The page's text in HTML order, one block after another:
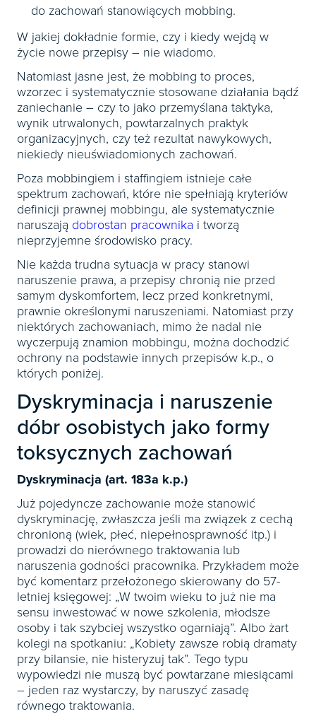
do zachowań stanowiących mobbing.
W jakiej dokładnie formie, czy i kiedy wejdą w
życie nowe przepisy – nie wiadomo.
Natomiast jasne jest, że mobbing to proces,
wzorzec i systematycznie stosowane działania bądź
zaniechanie – czy to jako przemyślana taktyka,
wynik utrwalonych, powtarzalnych praktyk
organizacyjnych, czy też rezultat nawykowych,
niekiedy nieuświadomionych zachowań.
Poza mobbingiem i staffingiem istnieje całe
spektrum zachowań, które nie spełniają kryteriów
definicji prawnej mobbingu, ale systematycznie
naruszają dobrostan pracownika i tworzą
nieprzyjemne środowisko pracy.
Nie każda trudna sytuacja w pracy stanowi
naruszenie prawa, a przepisy chronią nie przed
samym dyskomfortem, lecz przed konkretnymi,
prawnie określonymi naruszeniami. Natomiast przy
niektórych zachowaniach, mimo że nadal nie
wyczerpują znamion mobbingu, można dochodzić
ochrony na podstawie innych przepisów k.p., o
których poniżej.
Dyskryminacja i naruszenie
dóbr osobistych jako formy
toksycznych zachowań
Dyskryminacja (art. 183a k.p.)
Już pojedyncze zachowanie może stanowić
dyskryminację, zwłaszcza jeśli ma związek z cechą
chronioną (wiek, płeć, niepełnosprawność itp.) i
prowadzi do nierównego traktowania lub
naruszenia godności pracownika. Przykładem może
być komentarz przełożonego skierowany do 57-
letniej księgowej: „W twoim wieku to już nie ma
sensu inwestować w nowe szkolenia, młodsze
osoby i tak szybciej wszystko ogarniają”. Albo żart
kolegi na spotkaniu: „Kobiety zawsze robią dramaty
przy bilansie, nie histeryzuj tak”. Tego typu
wypowiedzi nie muszą być powtarzane miesiącami
– jeden raz wystarczy, by naruszyć zasadę
równego traktowania.